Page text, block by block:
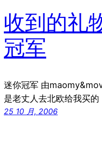
收到的
冠军
迷你冠军 由
是老丈人去北欧给我买
25 10 月, 2006